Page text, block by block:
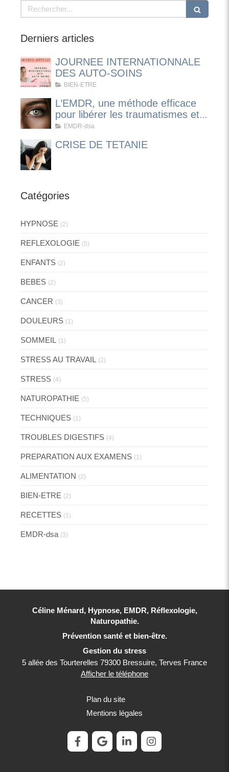
Rechercher
Derniers articles
JOURNEE INTERNATIONNALE
DES AUTO-SOINS
BIEN-ETRE
L’EMDR, une méthode efficace
pour libérer les traumatismes et
apaiser les émotions
EMDR-dsa
CRISE DE TETANIE
Catégories
HYPNOSE (2)
REFLEXOLOGIE (5)
ENFANTS (2)
BEBES (2)
CANCER (3)
DOULEURS (1)
SOMMEIL (1)
STRESS AU TRAVAIL (2)
STRESS (4)
NATUROPATHIE (5)
TECHNIQUES (1)
TROUBLES DIGESTIFS (4)
PREPARATION AUX EXAMENS (1)
ALIMENTATION (2)
BIEN-ETRE (2)
RECETTES (1)
EMDR-dsa (3)
Céline Ménard, Hypnose, EMDR, Réflexologie,
Naturopathie.
Prévention santé et bien-être.
Gestion du stress
5 allée des Tourterelles 79300 Bressuire, Terves France
Afficher le téléphone
Plan du site
Mentions légales